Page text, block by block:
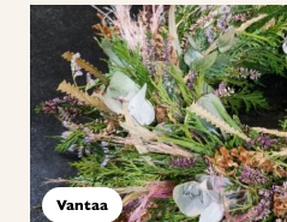
Vantaa